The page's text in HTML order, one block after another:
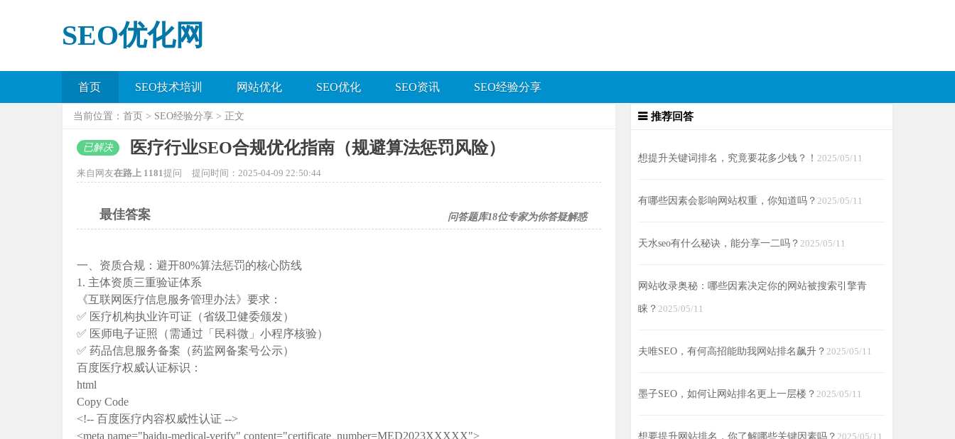
SEO优化网
首页 SEO技术培训 网站优化 SEO优化 SEO资讯 SEO经验分享
当前位置： 首页 > SEO经验分享 > 正文
已解决 医疗行业SEO合规优化指南（规避算法惩罚风险）
来自网友在路上 1181提问 提问时间：2025-04-09 22:50:44
最佳答案 问答题库18位专家为你答疑解惑
一、资质合规：避开80%算法惩罚的核心防线
1. 主体资质三重验证体系
《互联网医疗信息服务管理办法》要求‌：
✅ 医疗机构执业许可证（省级卫健委颁发）
✅ 医师电子证照（需通过「民科微」小程序核验）
✅ 药品信息服务备案（药监网备案号公示）
百度医疗权威认证标识‌：
html
Copy Code
<!-- 百度医疗内容权威性认证 -->
<meta name="baidu-medical-verify" content="certificate_number=MED2023XXXXX">
推荐回答
想提升关键词排名，究竟要花多少钱？！ 2025/05/11
有哪些因素会影响网站权重，你知道吗？ 2025/05/11
天水seo有什么秘诀，能分享一二吗？ 2025/05/11
网站收录奥秘：哪些因素决定你的网站被搜索引擎青
睐？ 2025/05/11
夫唯SEO，有何高招能助我网站排名飙升？ 2025/05/11
墨子SEO，如何让网站排名更上一层楼？ 2025/05/11
想要提升网站排名，你了解哪些关键因素吗？ 2025/05/11